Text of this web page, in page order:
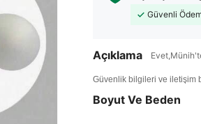
Güvenli
Açıklama
Güvenlik bilgileri ve iletişim
Boyut Ve Beden
4,77